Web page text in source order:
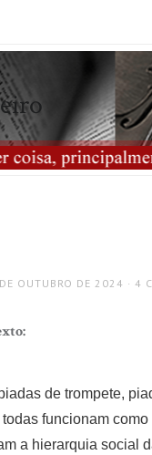
OUTUBRO DE 2024 4
de trompete,
funcionam como
a hierarquia social